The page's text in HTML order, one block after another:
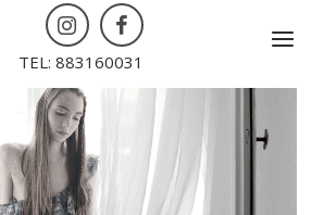
Menu
TEL: 883160031